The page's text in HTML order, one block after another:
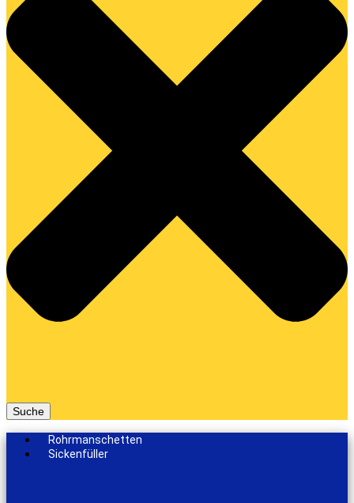
Suche
Rohrmanschetten
Sickenfüller